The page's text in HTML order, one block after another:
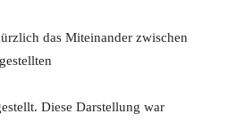
das Miteinander zwischen
Diese Darstellung war